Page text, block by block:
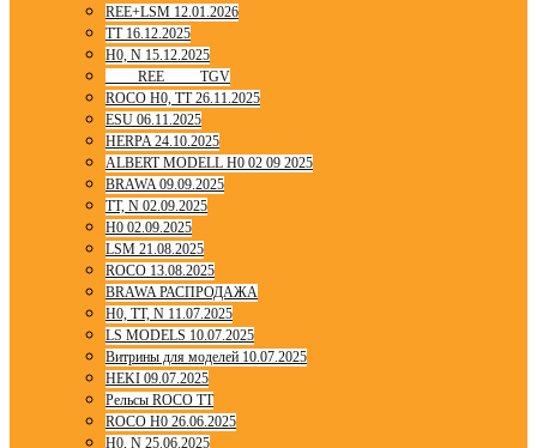
REE+LSM 12.01.2026
TT 16.12.2025
H0, N 15.12.2025
____ REE ____ TGV
ROCO H0, TT 26.11.2025
ESU 06.11.2025
HERPA 24.10.2025
ALBERT MODELL H0 02 09 2025
BRAWA 09.09.2025
TT, N 02.09.2025
H0 02.09.2025
LSM 21.08.2025
ROCO 13.08.2025
BRAWA РАСПРОДАЖА
H0, TT, N 11.07.2025
LS MODELS 10.07.2025
Витрины для моделей 10.07.2025
HEKI 09.07.2025
Рельсы ROCO TT
ROCO H0 26.06.2025
H0, N 25.06.2025